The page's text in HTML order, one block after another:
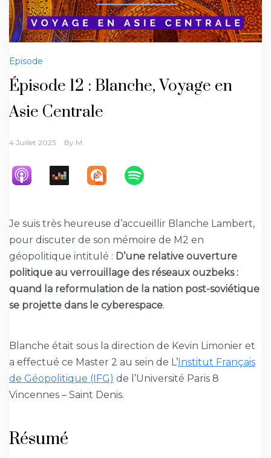
Episode
Épisode 12 : Blanche, Voyage en
Asie Centrale
4 Juillet 2023 By M.
Je suis très heureuse d’accueillir Blanche Lambert,
pour discuter de son mémoire de M2 en
géopolitique intitulé : D’une relative ouverture
politique au verrouillage des réseaux ouzbeks :
quand la reformulation de la nation post-soviétique
se projette dans le cyberespace.
Blanche était sous la direction de Kevin Limonier et
a effectué ce Master 2 au sein de L’ Institut Français
de Géopolitique (IFG) de l’Université Paris 8
Vincennes – Saint Denis.
Résumé